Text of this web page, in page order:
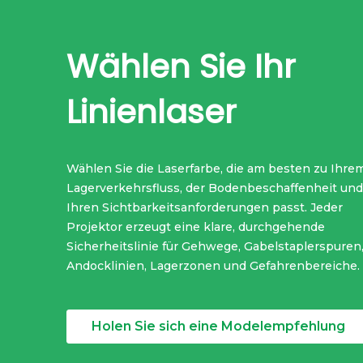
Wählen Sie Ihr
Linienlaser
Wählen Sie die Laserfarbe, die am besten zu
Lagerverkehrsfluss, der Bodenbeschaffenheit und
Ihren Sichtbarkeitsanforderungen passt. Jeder
Projektor erzeugt eine klare, durchgehende
Sicherheitslinie für Gehwege, Gabelstaplerspuren,
Andocklinien, Lagerzonen und Gefahrenbereiche.
Holen Sie sich eine Modelempfehlung